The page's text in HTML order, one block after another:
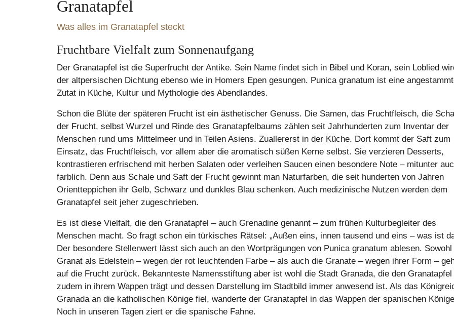
Granatapfel
Was alles im Granatapfel steckt
Fruchtbare Vielfalt zum Sonnenaufgang
Der Granatapfel ist die Superfrucht der Antike. Sein Name findet sich in Bibel und Koran, sein Loblied
der altpersischen Dichtung ebenso wie in Homers Epen gesungen. Punica granatum ist eine
Zutat in Küche, Kultur und Mythologie des Abendlandes.
Schon die Blüte der späteren Frucht ist ein ästhetischer Genuss. Die Samen, das Fruchtfleisch, die
der Frucht, selbst Wurzel und Rinde des Granatapfelbaums zählen seit Jahrhunderten zum Inventar der
Menschen rund ums Mittelmeer und in Teilen Asiens. Zuallererst in der Küche. Dort kommt der Saft zum
Einsatz, das Fruchtfleisch, vor allem aber die aromatisch süßen Kerne selbst. Sie verzieren Desserts,
kontrastieren erfrischend mit herben Salaten oder verleihen Saucen einen besondere Note – mitunter
farblich. Denn aus Schale und Saft der Frucht gewinnt man Naturfarben, die seit hunderten von Jahren
Orientteppichen ihr Gelb, Schwarz und dunkles Blau schenken. Auch medizinische Nutzen werden dem
Granatapfel seit jeher zugeschrieben.
Es ist diese Vielfalt, die den Granatapfel – auch Grenadine genannt – zum frühen Kulturbegleiter des
Menschen macht. So fragt schon ein türkisches Rätsel: „Außen eins, innen tausend und eins – was ist
Der besondere Stellenwert lässt sich auch an den Wortprägungen von Punica granatum ablesen. Sowohl
Granat als Edelstein – wegen der rot leuchtenden Farbe – als auch die Granate – wegen ihrer Form –
auf die Frucht zurück. Bekannteste Namensstiftung aber ist wohl die Stadt Granada, die den Granatapfel
zudem in ihrem Wappen trägt und dessen Darstellung im Stadtbild immer anwesend ist. Als das
Granada an die katholischen Könige fiel, wanderte der Granatapfel in das Wappen der spanischen
Noch in unseren Tagen ziert er die spanische Fahne.
Zart schwebender Genuss